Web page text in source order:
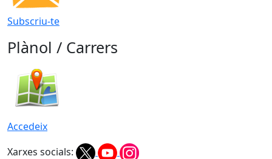
Subscriu-te
Plànol / Carrers
Accedeix
Xarxes socials: